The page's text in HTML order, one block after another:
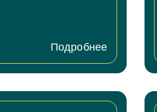
Подробнее